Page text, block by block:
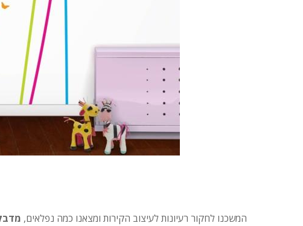
המשכנו לחקור רעיונות לעיצוב הקירות ומצאנו כמה נפלאים,